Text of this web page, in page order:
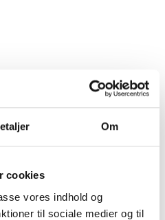
Om
cookies
vores indhold og
til sociale medier og til
nu